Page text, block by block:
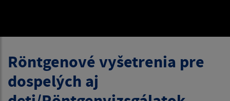
Röntgenové vyšetrenia pre
dospelých aj